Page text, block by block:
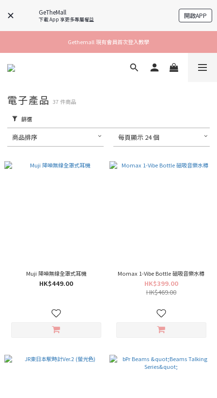
GeTheMall
下載 App 享更多專屬權益 開啟APP
Gethemall 現有會員首次登入教學
電子產品 37 件商品
篩選
商品排序 每頁顯示 24 個
Muji 降噪無線全罩式耳機
HK$449.00
Momax 1-Vibe Bottle 磁吸音樂水樽
HK$399.00
HK$469.00